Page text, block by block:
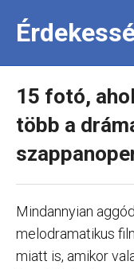
15 fotó,
több a
Mindannyian
melodramatikus
miatt is, amikor